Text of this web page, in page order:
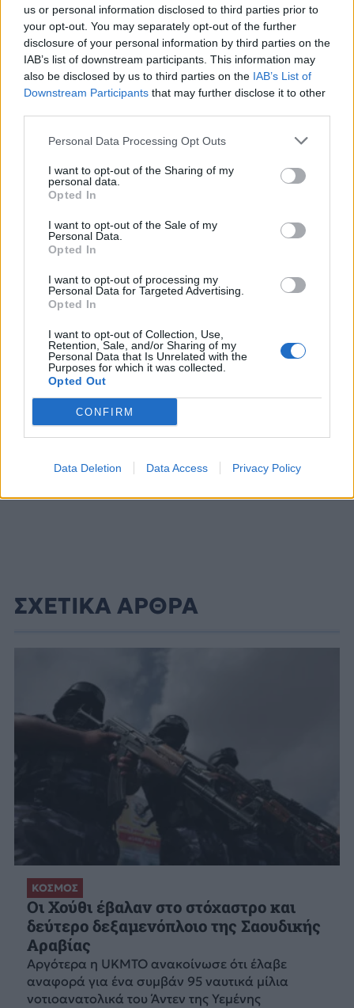
us or personal information disclosed to third parties prior to
your opt-out. You may separately opt-out of the further
disclosure of your personal information by third parties on the
IAB’s list of downstream participants. This information may
also be disclosed by us to third parties on the IAB’s List of
Downstream Participants that may further disclose it to other
Personal Data Processing Opt Outs
I want to opt-out of the Sharing of my
personal data.
Opted In
I want to opt-out of the Sale of my
Personal Data.
Opted In
I want to opt-out of processing my
Personal Data for Targeted Advertising.
Opted In
I want to opt-out of Collection, Use,
Retention, Sale, and/or Sharing of my
Personal Data that Is Unrelated with the
Purposes for which it was collected.
Opted Out
CONFIRM
Data Deletion Data Access Privacy Policy
Διάβασε επίσης
Stryker για το Στρατό
Ξηράς μέσω EDA: Θετικές
οι ΗΠΑ – Αναμονή για
αριθμό, εκδόσεις και
κατάσταση οχημάτων
ετοιμότητα οι
υπερηχητικοί
Κίνας
ΔΙΑΦΗΜΙΣΗ
ΣΧΕΤΙΚΑ ΑΡΘΡΑ
ΚΟΣΜΟΣ
Οι Χούθι έβαλαν στο στόχαστρο και
δεύτερο δεξαμενόπλοιο της Σαουδικής
Αραβίας
Aργότερα η UKMTO ανακοίνωσε ότι έλαβε
αναφορά για ένα συμβάν 95 ναυτικά μίλια
νοτιοανατολικά του Άντεν της Υεμένης